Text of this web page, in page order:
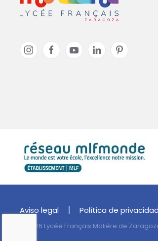
Aviso legal Política de privacidad
2026 Lycée Français Molière de